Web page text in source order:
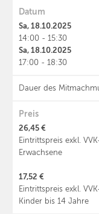
Datum
Sa, 18.10.2025
14:00 - 15:30
Sa, 18.10.2025
17:00 - 18:30
Dauer des
Preis
26,45 €
Eintrittspreis exkl.
Erwachsene
17,52 €
Eintrittspreis exkl.
Kinder bis 14 Jahre